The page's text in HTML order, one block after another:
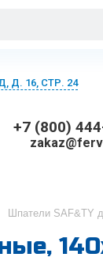
Д. 16, СТР. 24
+7 (800)
Шпатели SAF&TY